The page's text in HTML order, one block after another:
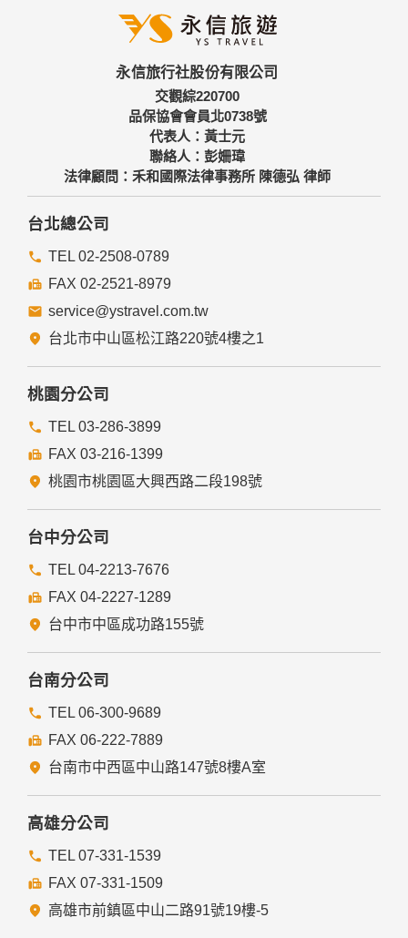
永信旅行社股份有限公司
交觀綜220700
品保協會會員北0738號
代表人：黃士元
聯絡人：彭姍瑋
法律顧問：禾和國際法律事務所 陳德弘 律師
台北總公司
TEL 02-2508-0789
FAX 02-2521-8979
service@ystravel.com.tw
台北市中山區松江路220號4樓之1
桃園分公司
TEL 03-286-3899
FAX 03-216-1399
桃園市桃園區大興西路二段198號
台中分公司
TEL 04-2213-7676
FAX 04-2227-1289
台中市中區成功路155號
台南分公司
TEL 06-300-9689
FAX 06-222-7889
台南市中西區中山路147號8樓A室
高雄分公司
TEL 07-331-1539
FAX 07-331-1509
高雄市前鎮區中山二路91號19樓-5